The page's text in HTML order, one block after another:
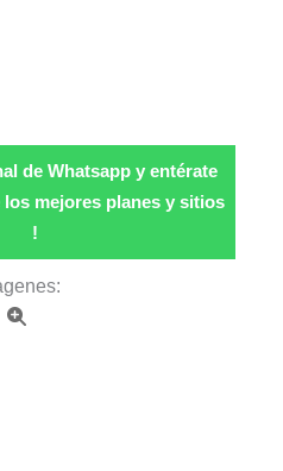
de Whatsapp y entérate
los mejores planes y sitios
!